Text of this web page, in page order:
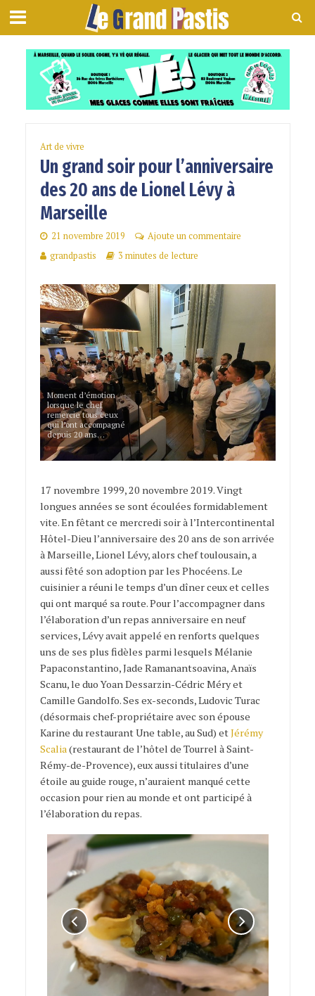
Art de vivre
Un grand soir pour l’anniversaire
des 20 ans de Lionel Lévy à
Marseille
21 novembre 2019
Ajoute un commentaire
grandpastis
3 minutes de lecture
Moment d’émotion
lorsque le chef
remercie tous ceux
qui l’ont accompagné
depuis 20 ans…
17 novembre 1999, 20 novembre 2019. Vingt
longues années se sont écoulées formidablement
vite. En fêtant ce mercredi soir à l’Intercontinental
Hôtel-Dieu l’anniversaire des 20 ans de son arrivée
à Marseille, Lionel Lévy, alors chef toulousain, a
aussi fêté son adoption par les Phocéens. Le
cuisinier a réuni le temps d’un dîner ceux et celles
qui ont marqué sa route. Pour l’accompagner dans
l’élaboration d’un repas anniversaire en neuf
services, Lévy avait appelé en renforts quelques
uns de ses plus fidèles parmi lesquels Mélanie
Papaconstantino, Jade Ramanantsoavina, Anaïs
Scanu, le duo Yoan Dessarzin-Cédric Méry et
Camille Gandolfo. Ses ex-seconds, Ludovic Turac
(désormais chef-propriétaire avec son épouse
Karine du restaurant Une table, au Sud) etJérémy
Scalia(restaurant de l’hôtel de Tourrel à Saint-
Rémy-de-Provence), eux aussi titulaires d’une
étoile au guide rouge, n’auraient manqué cette
occasion pour rien au monde et ont participé à
l’élaboration du repas.